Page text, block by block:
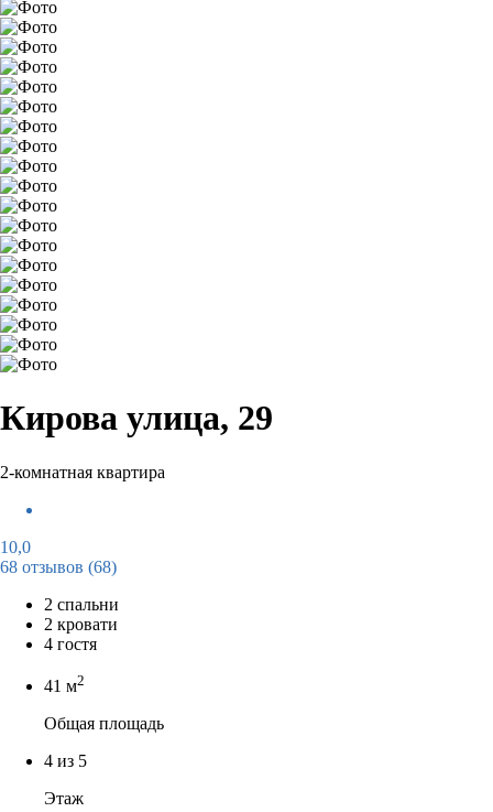
Кирова улица, 29
2-комнатная квартира
10,0
68 отзывов (68)
2 спальни
2 кровати
4 гостя
41 м2
Общая площадь
4 из 5
Этаж